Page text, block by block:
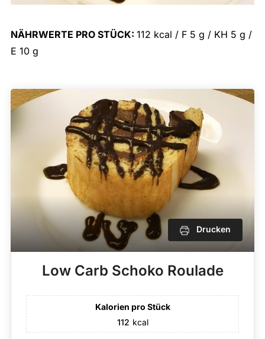
NÄHRWERTE PRO STÜCK: 112 kcal / F 5 g / KH 5 g /
E 10 g
Drucken
Low Carb Schoko Roulade
Kalorien pro Stück
112 kcal